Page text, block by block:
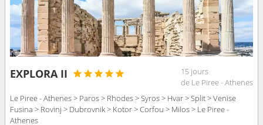
EXPLORA II
15 jours
de Le Piree - Athenes
Le Piree - Athenes > Paros > Rhodes > Syros > Hvar > Split > Venise
Fusina > Rovinj > Dubrovnik > Kotor > Corfou > Milos > Le Piree -
Athenes